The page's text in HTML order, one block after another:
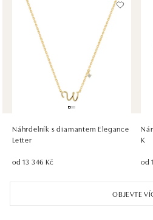
HALADA OC Avion,
Ivanská cesta 16, 821 04 Bratislava
tel.: +421 917 090 372
dnes otevřeno do 21:00
HALADA OC Eurovea,
Pribinova 8, 811 09 Bratislava
dnes otevřeno do 21:00
OBJEVTE
Náhrdelník s diamantem Elegance
Letter
od 13 346 Kč
K
od